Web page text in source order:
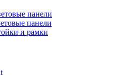
панели
панели
и рамки